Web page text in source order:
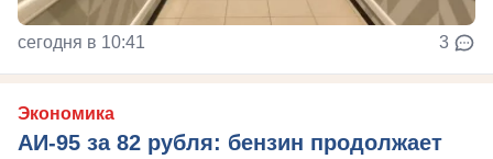
сегодня в 10:41 3
Экономика
АИ-95 за 82 рубля: бензин продолжает